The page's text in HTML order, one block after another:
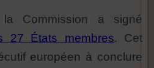
Commission a signé
27 États membres. Cet
européen à conclure